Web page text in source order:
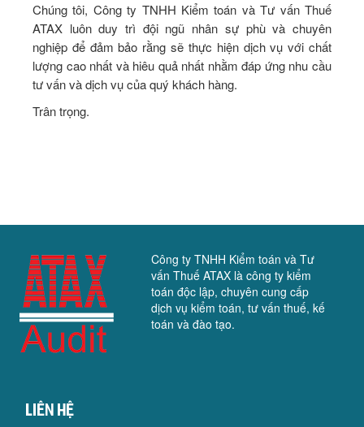
Chúng tôi, Công ty TNHH Kiểm toán và Tư vấn Thuế
ATAX luôn duy trì đội ngũ nhân sự phù và chuyên
nghiệp để đảm bảo rằng sẽ thực hiện dịch vụ với chất
lượng cao nhất và hiêu quả nhất nhằm đáp ứng nhu cầu
tư vấn và dịch vụ của quý khách hàng.
Trân trọng.
Công ty TNHH Kiểm toán và Tư
vấn Thuế ATAX là công ty kiểm
toán độc lập, chuyên cung cấp
dịch vụ kiểm toán, tư vấn thuế, kế
toán và đào tạo.
Liên hệ